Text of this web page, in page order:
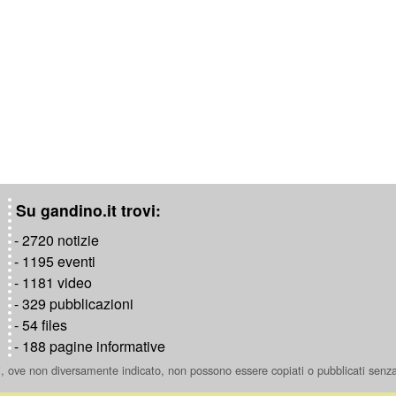
Su gandino.it trovi:
- 2720 notizie
- 1195 eventi
- 1181 video
- 329 pubblicazioni
- 54 files
- 188 pagine informative
ove non diversamente indicato, non possono essere copiati o pubblicati